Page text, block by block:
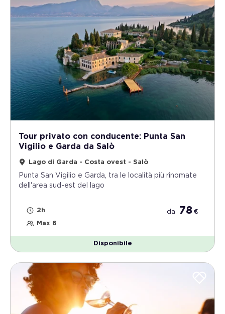
Tour privato con conducente: Punta San
Vigilio e Garda da Salò
Lago di Garda - Costa ovest - Salò
Punta San Vigilio e Garda, tra le località più rinomate
dell'area sud-est del lago
2h
Max 6
da 78 €
Disponibile